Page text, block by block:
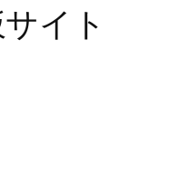
イト